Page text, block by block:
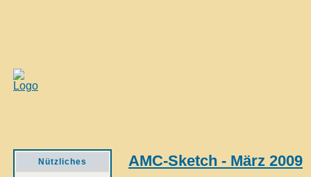
Nützliches AMC-Sketch - März 2009